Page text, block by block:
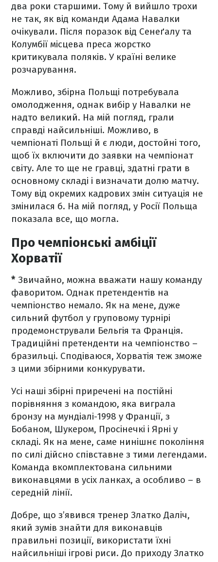
два роки старшими. Тому й вийшло трохи
не так, як від команди Адама Навалки
очікували. Після поразок від Сенеґалу та
Колумбії місцева преса жорстко
критикувала поляків. У країні велике
розчарування.
Можливо, збірна Польщі потребувала
омолодження, однак вибір у Навалки не
надто великий. На мій погляд, грали
справді найсильніші. Можливо, в
чемпіонаті Польщі й є люди, достойні того,
щоб їх включити до заявки на чемпіонат
світу. Але то ще не гравці, здатні грати в
основному складі і визначати долю матчу.
Тому від окремих кадрових змін ситуація не
змінилася б. На мій погляд, у Росії Польща
показала все, що могла.
Про чемпіонські амбіції
Хорватії
* Звичайно, можна вважати нашу команду
фаворитом. Однак претендентів на
чемпіонство немало. Як на мене, дуже
сильний футбол у груповому турнірі
продемонстрували Бельгія та Франція.
Традиційні претенденти на чемпіонство –
бразильці. Сподіваюся, Хорватія теж зможе
з цими збірними конкурувати.
Усі наші збірні приречені на постійні
порівняння з командою, яка виграла
бронзу на мундіалі-1998 у Франції, з
Бобаном, Шукером, Просінечкі і Ярні у
складі. Як на мене, саме нинішнє покоління
по силі дійсно співставне з тими легендами.
Команда вкомплектована сильними
виконавцями в усіх ланках, а особливо – в
середній лінії.
Добре, що з’явився тренер Златко Даліч,
який зумів знайти для виконавців
правильні позиції, використати їхні
найсильніші ігрові риси. До приходу Златко